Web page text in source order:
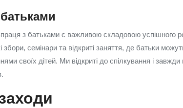
з батьками є важливою складовою успішного
збори, семінари та відкриті заняття, де батьки
своїх дітей. Ми відкриті до спілкування і